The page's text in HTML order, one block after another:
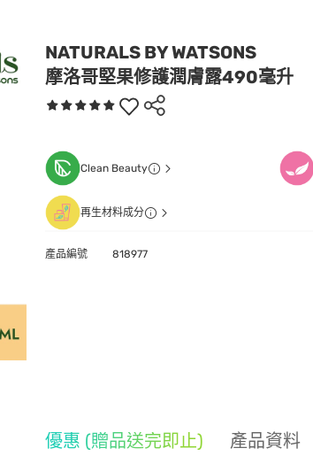
NATURALS BY WATSONS
摩洛哥堅果修護潤膚露490毫升
Clean Beauty
再生材料成分
產品編號 818977
優惠 (贈品送完即止) 產品資料